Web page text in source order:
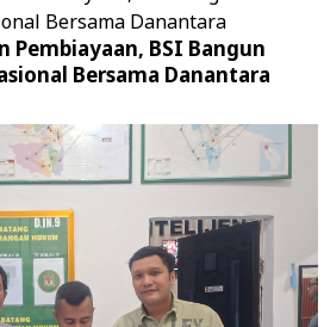
Pembiayaan, BSI Bangun
Bersama Danantara